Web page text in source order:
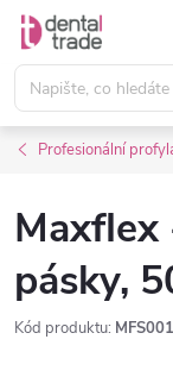
Přejít
obsah
Profesionální
pásky,
Kód produktu: MFS001